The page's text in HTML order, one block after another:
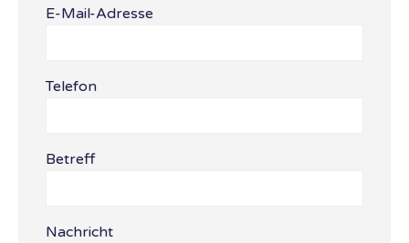
Bitte lasse dieses Feld leer.
E-Mail-Adresse
Telefon
Betreff
Nachricht